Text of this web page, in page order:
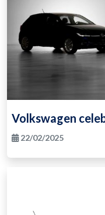
Volkswagen
22/02/2025